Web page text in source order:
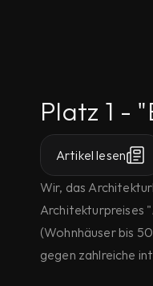
Platz 1 -
Artikel lesen
Wir, das
Architekturpreises "
(Wohnhäuser bis
gegen zahlreiche